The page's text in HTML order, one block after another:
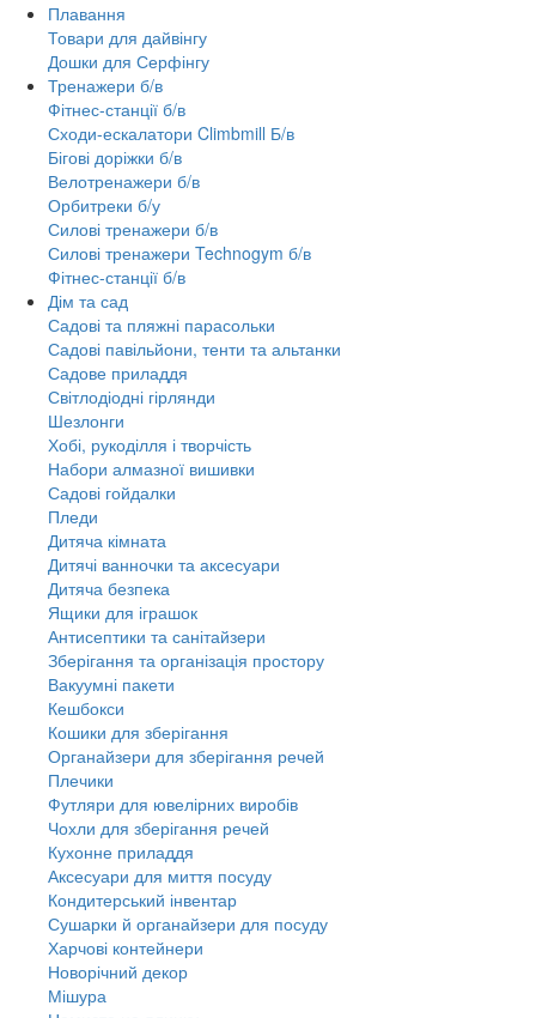
Плавання
Товари для дайвінгу
Дошки для Серфінгу
Тренажери б/в
Фітнес-станції б/в
Сходи-ескалатори Climbmill Б/в
Бігові доріжки б/в
Велотренажери б/в
Орбитреки б/у
Силові тренажери б/в
Силові тренажери Technogym б/в
Фітнес-станції б/в
Дім та сад
Садові та пляжні парасольки
Садові павільйони, тенти та альтанки
Садове приладдя
Світлодіодні гірлянди
Шезлонги
Хобі, рукоділля і творчість
Набори алмазної вишивки
Садові гойдалки
Пледи
Дитяча кімната
Дитячі ванночки та аксесуари
Дитяча безпека
Ящики для іграшок
Антисептики та санітайзери
Зберігання та організація простору
Вакуумні пакети
Кешбокси
Кошики для зберігання
Органайзери для зберігання речей
Плечики
Футляри для ювелірних виробів
Чохли для зберігання речей
Кухонне приладдя
Аксесуари для миття посуду
Кондитерський інвентар
Сушарки й органайзери для посуду
Харчові контейнери
Новорічний декор
Мішура